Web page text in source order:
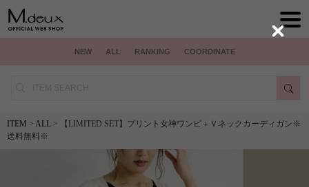
NEW ALL RANKING COORDINATE
ITEM > ALL > 【LIMITED SET】プリント女神ワンピ＋Ｖネックカーディガン※
送料無料※
Close